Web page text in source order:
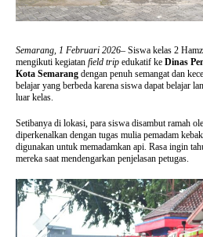
Semarang, 1 Februari 2026– Siswa kelas 2
mengikuti kegiatan field trip edukatif ke Dinas
Kota Semarang dengan penuh semangat dan
belajar yang berbeda karena siswa dapat belajar
luar kelas.
Setibanya di lokasi, para siswa disambut ramah
diperkenalkan dengan tugas mulia pemadam
digunakan untuk memadamkan api. Rasa ingin
mereka saat mendengarkan penjelasan petugas.